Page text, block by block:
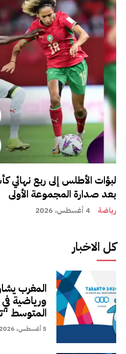
بعد صدارة المجموعة الأولى
رياضة 4 أغسطس، 2026
كل الاخبار
ورياضية في
المتوسط
5 أغسطس، 2026